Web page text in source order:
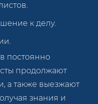
к делу.
постоянно
продолжают
а также выезжают
знания и